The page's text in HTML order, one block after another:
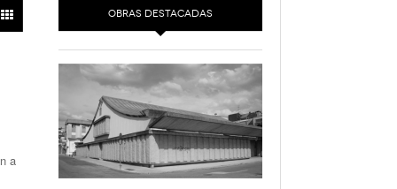
a
OBRAS DESTACADAS